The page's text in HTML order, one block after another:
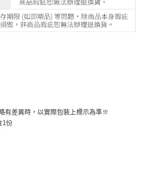
有差異時，以實際包裝上標示為準※
1份